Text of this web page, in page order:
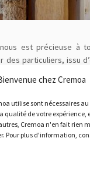
chez Cremoa
utilise sont nécessaires
qualité de votre expérience,
Cremoa n'en fait rien
Pour plus d'information,
est précieuse à
des particuliers, issu
mort/malade), du
valeur